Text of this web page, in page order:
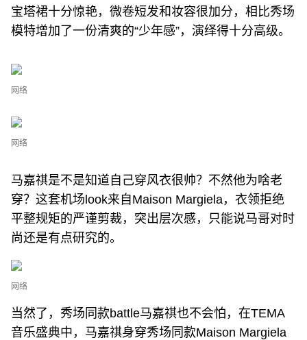
宝塔裙十分惊艳，微卷短发和妆容很加分，相比秀场
模特增加了一份清爽的“少年感”，演绎得十分高级。
网络
网络
马嘉祺是不是知道自己穿风衣很帅？不然他为啥老
穿？这套机场look来自Maison Margiela，衣领拒绝
平整规矩的严谨剪裁，突出层次感，只能说马哥对时
尚还是有点研究的。
网络
当然了，秀场同款battle马嘉祺也不会怕，在TEMA
音乐盛典中，马嘉祺身穿秀场同款Maison Margiela